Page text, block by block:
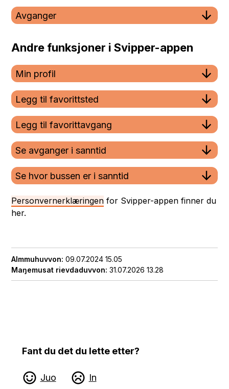
Avganger
Andre funksjoner i Svipper-appen
Min profil
Legg til favorittsted
Legg til favorittavgang
Se avganger i sanntid
Se hvor bussen er i sanntid
Personvernerklæringen for Svipper-appen finner du
her.
Almmuhuvvon 09.07.2024 15.05
Maŋemusat rievdaduvvon 31.07.2026 13.28
Fant du det du lette etter?
Juo In